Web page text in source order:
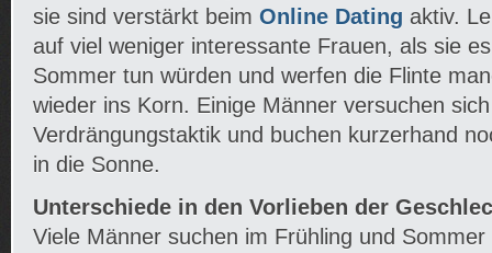
sie sind verstärkt beim Online Dating aktiv.
auf viel weniger interessante Frauen, als sie
Sommer tun würden und werfen die Flinte
wieder ins Korn. Einige Männer versuchen
Verdrängungstaktik und buchen kurzerhand
in die Sonne.
Unterschiede in den Vorlieben der
Viele Männer suchen im Frühling und